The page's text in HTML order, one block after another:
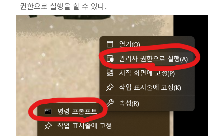
권한으로 실행을 할 수 있다.